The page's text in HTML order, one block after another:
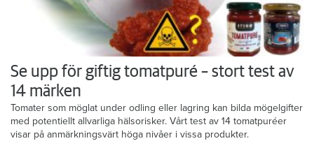
Se upp för giftig tomatpuré – stort test av
14 märken
Tomater som möglat under odling eller lagring kan bilda mögelgifter
med potentiellt allvarliga hälsorisker. Vårt test av 14 tomatpuréer
visar på anmärkningsvärt höga nivåer i vissa produkter.